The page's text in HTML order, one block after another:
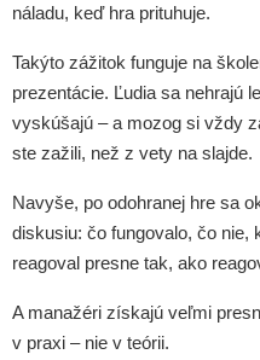
náladu, keď hra prituhuje.
Takýto zážitok funguje na
prezentácie. Ľudia sa nehrajú
vyskúšajú – a mozog si vždy
ste zažili, než z vety na slajde.
Navyše, po odohranej hre sa
diskusiu: čo fungovalo, čo nie,
reagoval presne tak, ako
A manažéri získajú veľmi
v praxi – nie v teórii.